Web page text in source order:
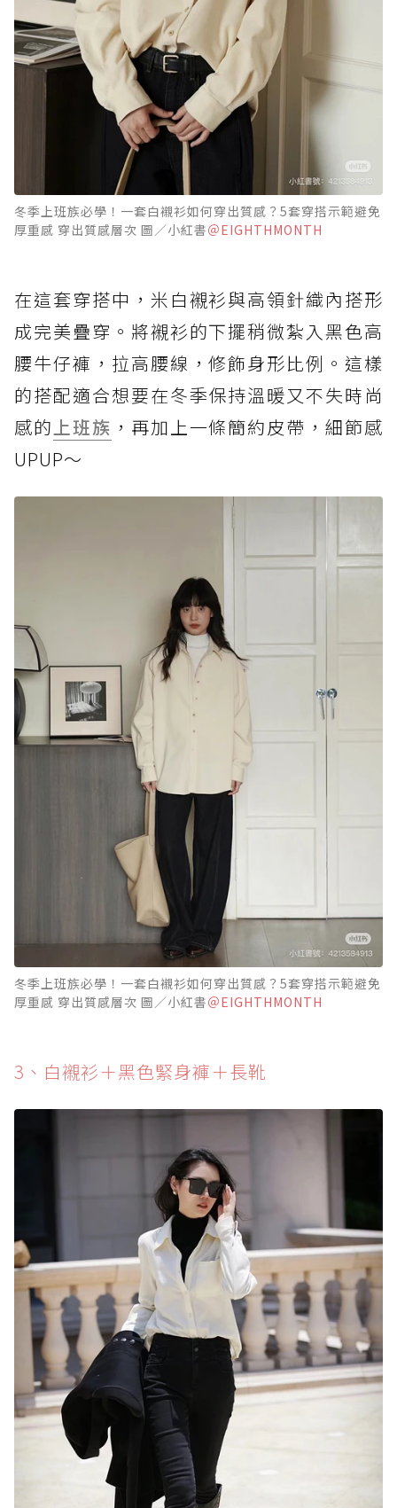
冬季上班族必學！一套白襯衫如何穿出質感？5套穿搭示範避免
厚重感 穿出質感層次 圖／小紅書＠EIGHTHMONTH
在這套穿搭中，米白襯衫與高領針織內搭形
成完美疊穿。將襯衫的下擺稍微紮入黑色高
腰牛仔褲，拉高腰線，修飾身形比例。這樣
的搭配適合想要在冬季保持溫暖又不失時尚
感的 上班族 ，再加上一條簡約皮帶，細節感
UPUP～
冬季上班族必學！一套白襯衫如何穿出質感？5套穿搭示範避免
厚重感 穿出質感層次 圖／小紅書＠EIGHTHMONTH
3、白襯衫＋黑色緊身褲＋長靴